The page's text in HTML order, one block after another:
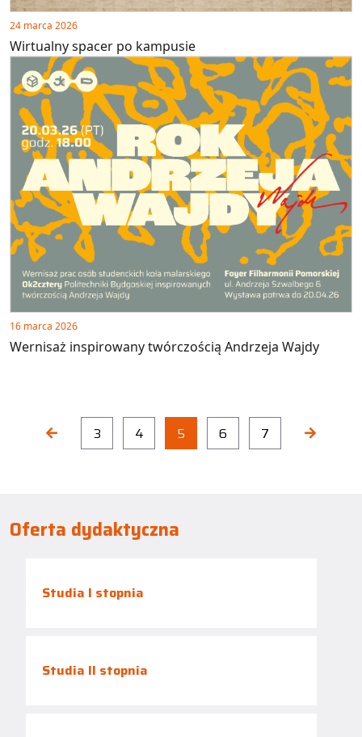
24 marca 2026
Wirtualny spacer po kampusie
16 marca 2026
Wernisaż inspirowany twórczością Andrzeja Wajdy
3 4 5 6 7
Oferta dydaktyczna
Studia I stopnia
Studia II stopnia